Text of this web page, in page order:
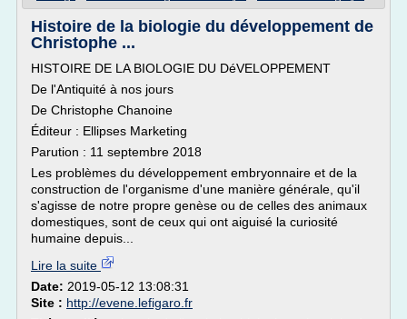
Histoire de la biologie du développement de
Christophe ...
HISTOIRE DE LA BIOLOGIE DU DéVELOPPEMENT
De l'Antiquité à nos jours
De Christophe Chanoine
Éditeur : Ellipses Marketing
Parution : 11 septembre 2018
Les problèmes du développement embryonnaire et de la
construction de l'organisme d'une manière générale, qu'il
s'agisse de notre propre genèse ou de celles des animaux
domestiques, sont de ceux qui ont aiguisé la curiosité
humaine depuis...
Lire la suite
Date: 2019-05-12 13:08:31
Site : http://evene.lefigaro.fr